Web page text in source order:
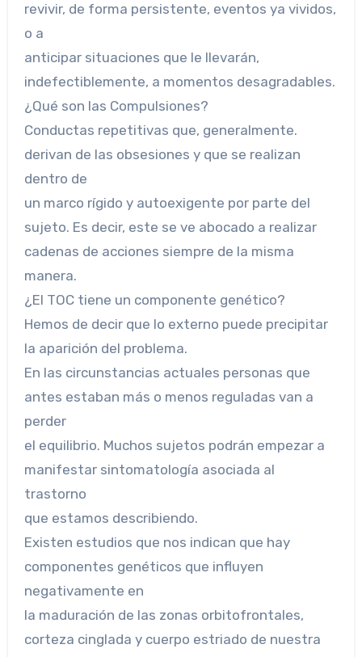
revivir, de forma persistente, eventos ya vividos,
o a
anticipar situaciones que le llevarán,
indefectiblemente, a momentos desagradables.
¿Qué son las Compulsiones?
Conductas repetitivas que, generalmente.
derivan de las obsesiones y que se realizan
dentro de
un marco rígido y autoexigente por parte del
sujeto. Es decir, este se ve abocado a realizar
cadenas de acciones siempre de la misma
manera.
¿El TOC tiene un componente genético?
Hemos de decir que lo externo puede precipitar
la aparición del problema.
En las circunstancias actuales personas que
antes estaban más o menos reguladas van a
perder
el equilibrio. Muchos sujetos podrán empezar a
manifestar sintomatología asociada al
trastorno
que estamos describiendo.
Existen estudios que nos indican que hay
componentes genéticos que influyen
negativamente en
la maduración de las zonas orbitofrontales,
corteza cinglada y cuerpo estriado de nuestra